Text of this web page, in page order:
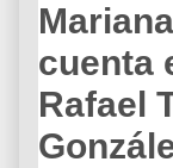
cuenta
Rafael